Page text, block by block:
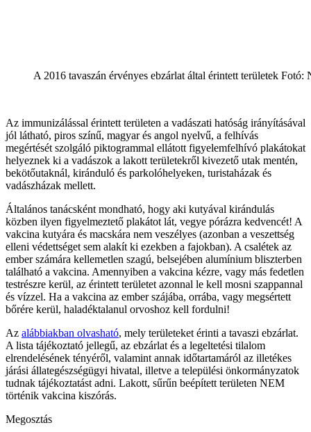
A 2016 tavaszán érvényes ebzárlat által érintett területek Fotó:
Az immunizálással érintett területen a vadászati hatóság irányításával
jól látható, piros színű, magyar és angol nyelvű, a felhívás
megértését szolgáló piktogrammal ellátott figyelemfelhívó plakátokat
helyeznek ki a vadászok a lakott területekről kivezető utak mentén,
bekötőutaknál, kiránduló és parkolóhelyeken, turistaházak és
vadászházak mellett.
Általános tanácsként mondható, hogy aki kutyával kirándulás
közben ilyen figyelmeztető plakátot lát, vegye pórázra kedvencét! A
vakcina kutyára és macskára nem veszélyes (azonban a veszettség
elleni védettséget sem alakít ki ezekben a fajokban). A csalétek az
ember számára kellemetlen szagú, belsejében alumínium bliszterben
található a vakcina. Amennyiben a vakcina kézre, vagy más fedetlen
testrészre kerül, az érintett területet azonnal le kell mosni szappannal
és vízzel. Ha a vakcina az ember szájába, orrába, vagy megsértett
bőrére kerül, haladéktalanul orvoshoz kell fordulni!
Az alábbiakban olvasható, mely területeket érinti a tavaszi ebzárlat.
A lista tájékoztató jellegű, az ebzárlat és a legeltetési tilalom
elrendelésének tényéről, valamint annak időtartamáról az illetékes
járási állategészségügyi hivatal, illetve a települési önkormányzatok
tudnak tájékoztatást adni. Lakott, sűrűn beépített területen NEM
történik vakcina kiszórás.
Megosztás